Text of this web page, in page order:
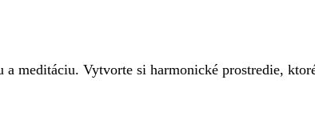
a meditáciu. Vytvorte si harmonické prostredie,